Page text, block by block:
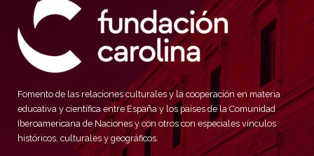
Fomento de las relaciones culturales y la cooperación en materia
educativa y científica entre España y los países de la Comunidad
Iberoamericana de Naciones y con otros con especiales vínculos
históricos, culturales y geográficos.